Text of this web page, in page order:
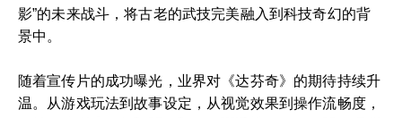
影”的未来战斗，将古老的武技完美融入到科技奇幻的背
景中。
随着宣传片的成功曝光，业界对《达芬奇》的期待持续升
温。从游戏玩法到故事设定，从视觉效果到操作流畅度，